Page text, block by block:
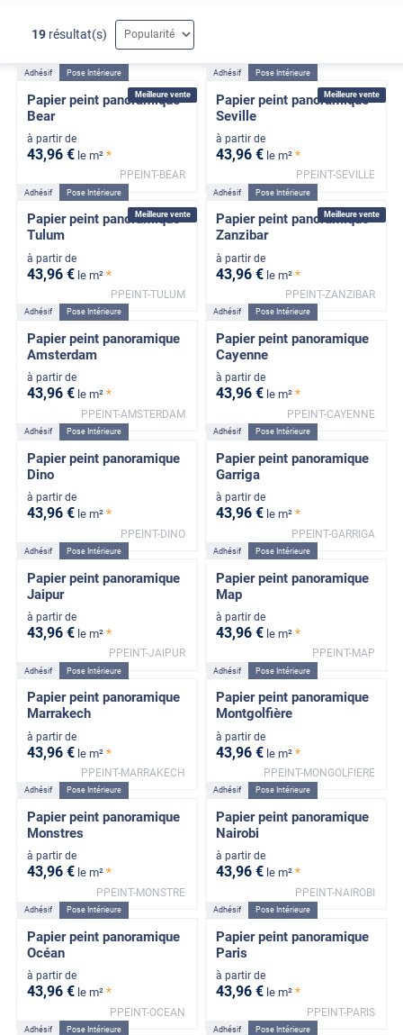
19 résultat(s)
Meilleure vente
Adhésif Pose Intérieure
Papier peint panoramique
Bear
à partir de
43,96 € le m² *
PPEINT-BEAR
Meilleure vente
Adhésif Pose Intérieure
Papier peint panoramique
Seville
à partir de
43,96 € le m² *
PPEINT-SEVILLE
Meilleure vente
Adhésif Pose Intérieure
Papier peint panoramique
Tulum
à partir de
43,96 € le m² *
PPEINT-TULUM
Meilleure vente
Adhésif Pose Intérieure
Papier peint panoramique
Zanzibar
à partir de
43,96 € le m² *
PPEINT-ZANZIBAR
Adhésif Pose Intérieure
Papier peint panoramique
Amsterdam
à partir de
43,96 € le m² *
PPEINT-AMSTERDAM
Adhésif Pose Intérieure
Papier peint panoramique
Cayenne
à partir de
43,96 € le m² *
PPEINT-CAYENNE
Adhésif Pose Intérieure
Papier peint panoramique
Dino
à partir de
43,96 € le m² *
PPEINT-DINO
Adhésif Pose Intérieure
Papier peint panoramique
Garriga
à partir de
43,96 € le m² *
PPEINT-GARRIGA
Adhésif Pose Intérieure
Papier peint panoramique
Jaipur
à partir de
43,96 € le m² *
PPEINT-JAIPUR
Adhésif Pose Intérieure
Papier peint panoramique
Map
à partir de
43,96 € le m² *
PPEINT-MAP
Adhésif Pose Intérieure
Papier peint panoramique
Marrakech
à partir de
43,96 € le m² *
PPEINT-MARRAKECH
Adhésif Pose Intérieure
Papier peint panoramique
Montgolfière
à partir de
43,96 € le m² *
PPEINT-MONGOLFIERE
Adhésif Pose Intérieure
Papier peint panoramique
Monstres
à partir de
43,96 € le m² *
PPEINT-MONSTRE
Adhésif Pose Intérieure
Papier peint panoramique
Nairobi
à partir de
43,96 € le m² *
PPEINT-NAIROBI
Adhésif Pose Intérieure
Papier peint panoramique
Océan
à partir de
43,96 € le m² *
PPEINT-OCEAN
Adhésif Pose Intérieure
Papier peint panoramique
Paris
à partir de
43,96 € le m² *
PPEINT-PARIS
Adhésif Pose Intérieure Adhésif Pose Intérieure